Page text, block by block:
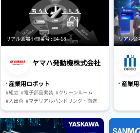
リアル会場小間番号 : E4-18
ヤマハ発動機株式会社
産業用ロボット
#組立 #電子部品実装 #クリーンルーム
#入出荷 #マテリアルハンドリング・搬送
#保管・ピッキングシステム
#AGV・GTP・AMR
リアル会
産業